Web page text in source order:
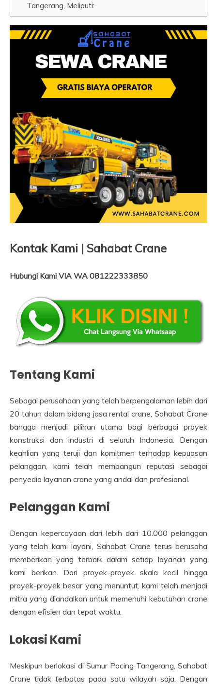
Tangerang, Meliputi:
Kontak Kami | Sahabat Crane
Hubungi Kami VIA WA 081222333850
Tentang Kami
Sebagai perusahaan yang telah berpengalaman lebih dari
20 tahun dalam bidang jasa rental crane, Sahabat Crane
bangga menjadi pilihan utama bagi berbagai proyek
konstruksi dan industri di seluruh Indonesia. Dengan
keahlian yang teruji dan komitmen terhadap kepuasan
pelanggan, kami telah membangun reputasi sebagai
penyedia layanan crane yang andal dan profesional.
Pelanggan Kami
Dengan kepercayaan dari lebih dari 10.000 pelanggan
yang telah kami layani, Sahabat Crane terus berusaha
memberikan yang terbaik dalam setiap layanan yang
kami berikan. Dari proyek-proyek skala kecil hingga
proyek-proyek besar yang menuntut, kami telah menjadi
mitra yang diandalkan untuk memenuhi kebutuhan crane
dengan efisien dan tepat waktu.
Lokasi Kami
Meskipun berlokasi di Sumur Pacing Tangerang, Sahabat
Crane tidak terbatas pada satu wilayah saja. Dengan